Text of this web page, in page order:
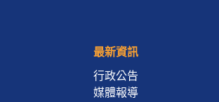
最新資訊
行政公告
媒體報導